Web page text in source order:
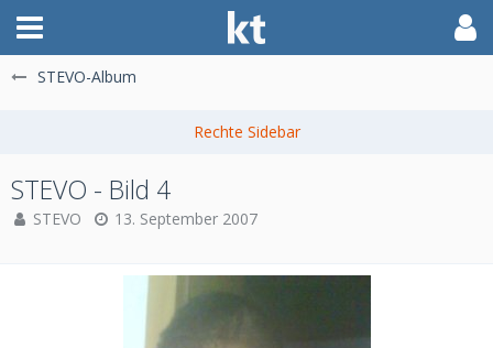
STEVO-Album
STEVO - Bild 4
STEVO 13. September 2007